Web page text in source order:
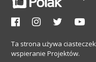
Ta strona używa
wspieranie Projektów.